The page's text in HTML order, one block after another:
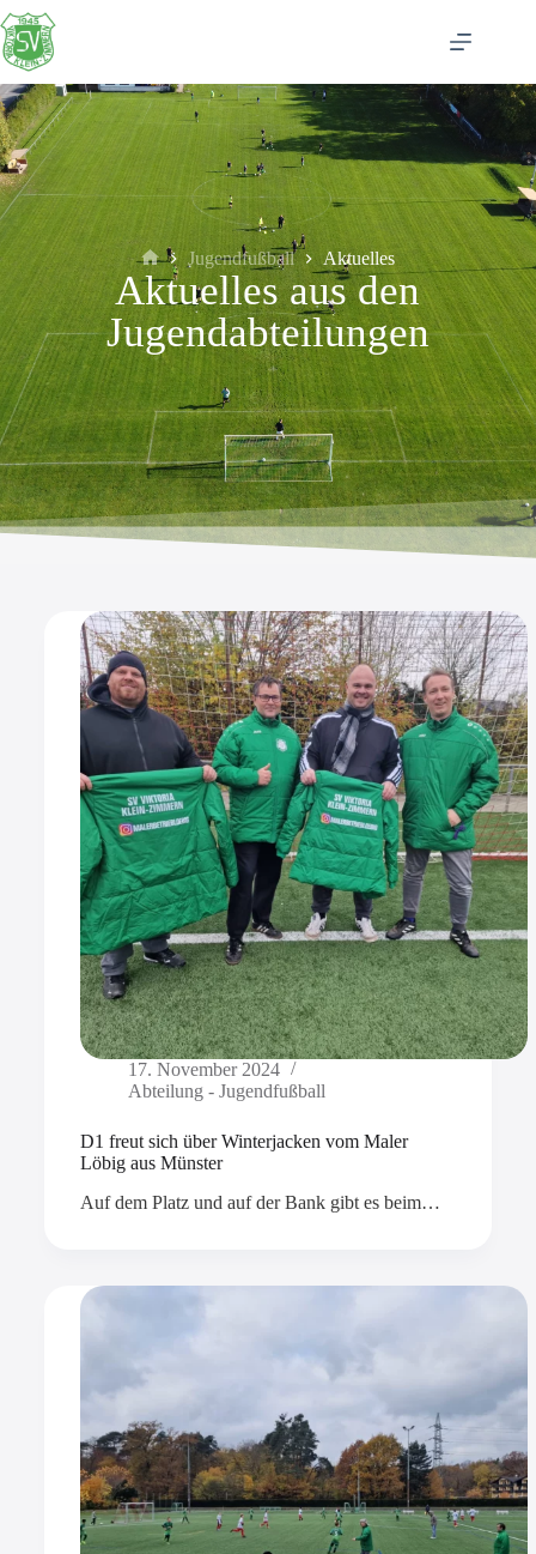
Jugendfußball Aktuelles
Aktuelles aus den
Jugendabteilungen
17. November 2024
Abteilung - Jugendfußball
D1 freut sich über Winterjacken vom Maler
Löbig aus Münster
Auf dem Platz und auf der Bank gibt es beim…